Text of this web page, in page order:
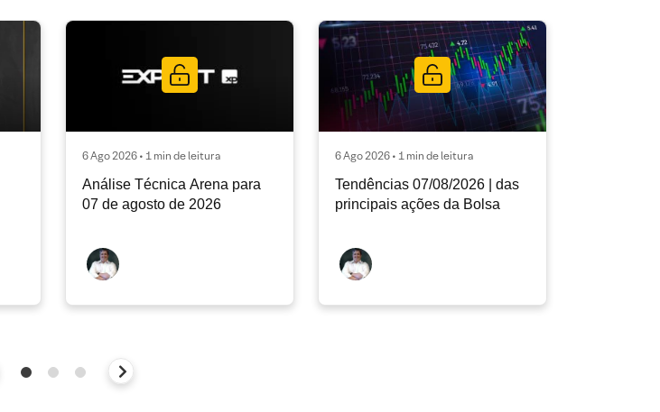
6 Ago 2026 • 1 min de leitura
Análise Técnica Arena para
07 de agosto de 2026
6 Ago 2026 • 1 min de leitura
Tendências 07/08/2026 | das
principais ações da Bolsa